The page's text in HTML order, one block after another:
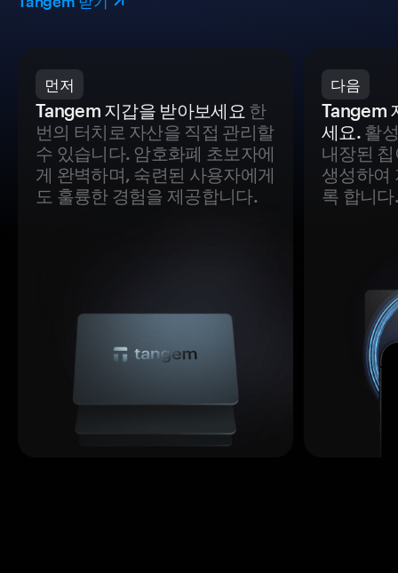
먼저
Tangem 지갑을 받아보세요 한
번의 터치로 자산을 직접 관리할
수 있습니다. 암호화폐 초보자에
게 완벽하며, 숙련된 사용자에게
도 훌륭한 경험을 제공합니다.
다음
Tangem
세요.활
내장된
생성하여
록 합니다.